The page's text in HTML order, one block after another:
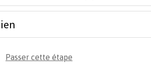
Passer cette étape